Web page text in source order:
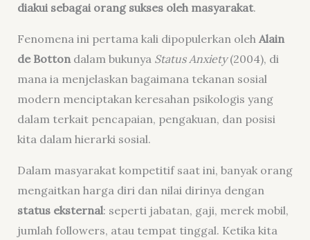
diakui sebagai orang sukses oleh masyarakat.
Fenomena ini pertama kali dipopulerkan oleh Alain
de Bottondalam bukunya Status Anxiety(2004), di
mana ia menjelaskan bagaimana tekanan sosial
modern menciptakan keresahan psikologis yang
dalam terkait pencapaian, pengakuan, dan posisi
kita dalam hierarki sosial.
Dalam masyarakat kompetitif saat ini, banyak orang
mengaitkan harga diri dan nilai dirinya dengan
status eksternal: seperti jabatan, gaji, merek mobil,
jumlah followers, atau tempat tinggal. Ketika kita